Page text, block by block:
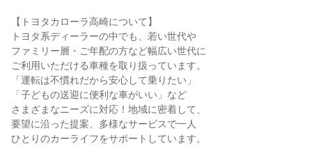
【トヨタカローラ高崎について】
トヨタ系ディーラーの中でも、若い世代や
ファミリー層・ご年配の方など幅広い世代に
ご利用いただける車種を取り扱っています。
「運転は不慣れだから安心して乗りたい」
「子どもの送迎に便利な車がいい」など
さまざまなニーズに対応！地域に密着して、
要望に沿った提案、多様なサービスで一人
ひとりのカーライフをサポートしています。